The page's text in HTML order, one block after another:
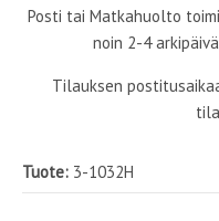
Posti tai Matkahuolto
noin 2-4
Tilauksen
Tuote: 3-1032H